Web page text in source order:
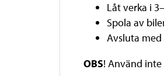
Låt verka i
Spola av
Avsluta
OBS! Använd